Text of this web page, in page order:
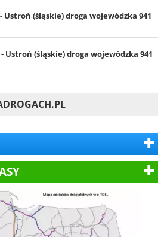
Ustroń (śląskie) droga wojewódzka 941
Ustroń (śląskie) droga wojewódzka 941